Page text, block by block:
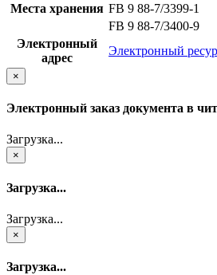
Места хранения FB 9 88-7/3399-1
FB 9 88-7/3400-9
Электронный
адрес
Электронный
×
Электронный заказ документа в
Загрузка...
×
Загрузка...
Загрузка...
×
Загрузка...